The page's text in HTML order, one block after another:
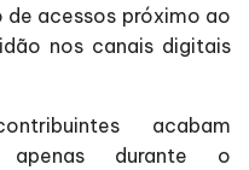
acessos próximo ao
nos canais digitais
acabam
apenas durante o